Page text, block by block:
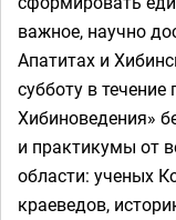
важное, научно
Апатитах и
субботу в
Хибиноведения»
и практикумы от
области: ученых
краеведов,